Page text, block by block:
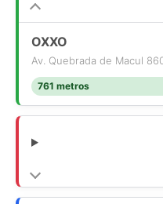
OXXO
Av. Quebrada de Macul
761 metros